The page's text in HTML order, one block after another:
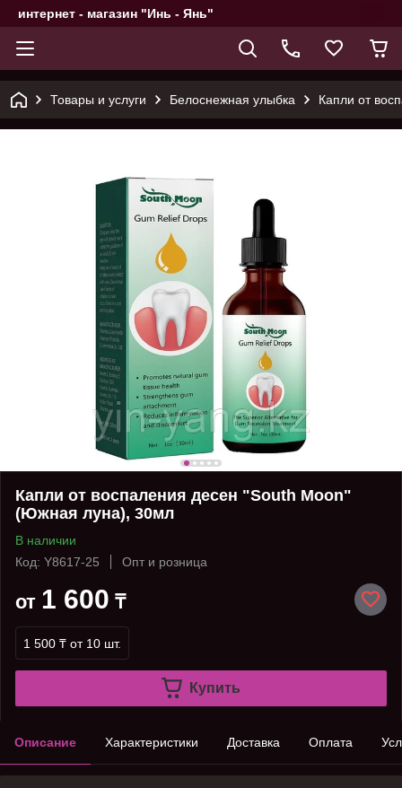
интернет - магазин "Инь - Янь"
Товары и услуги Белоснежная улыбка Капли от
Капли от воспаления десен "South Moon"
(Южная луна), 30мл
В наличии
Код: Y8617-25
Опт и розница
от 1 600 ₸
1 500 ₸ от 10 шт.
Купить
Описание Характеристики Доставка Оплата